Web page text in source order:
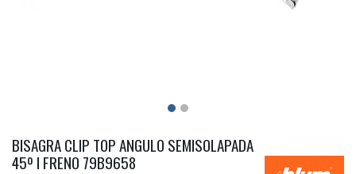
BISAGRA CLIP TOP ANGULO SEMISOLAPADA
45º I FRENO 79B9658